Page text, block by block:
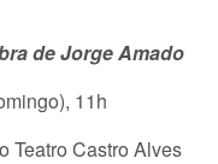
de Jorge Amado
11h
Teatro Castro Alves